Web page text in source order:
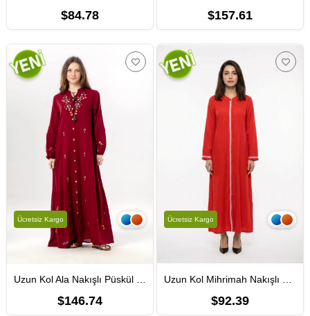
$84.78 $157.61
$146.74
Ücretsiz Kargo
$92.39
Ücretsiz Kargo